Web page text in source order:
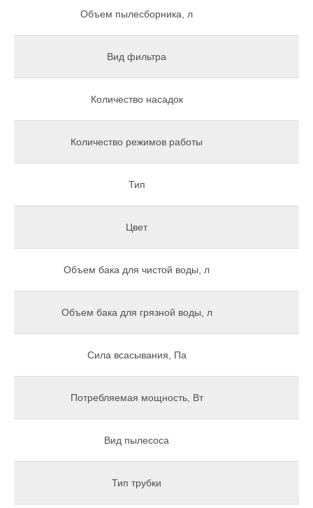
Объем пылесборника, л
Вид фильтра
Количество насадок
Количество режимов работы
Тип
Цвет
Объем бака для чистой воды, л
Объем бака для грязной воды, л
Сила всасывания, Па
Потребляемая мощность, Вт
Вид пылесоса
Тип трубки